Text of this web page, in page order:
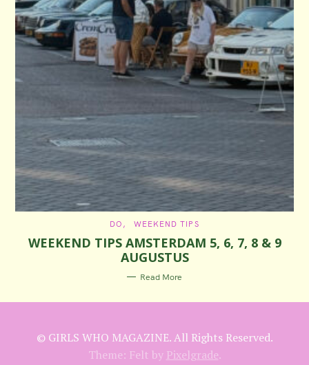
C
T
E
G
O
R
I
DO WEEKEND TIPS
WEEKEND TIPS AMSTERDAM 5, 6, 7, 8 & 9
AUGUSTUS
Read More
© GIRLS WHO MAGAZINE. All Rights Reserved.
Theme: Felt by Pixelgrade.